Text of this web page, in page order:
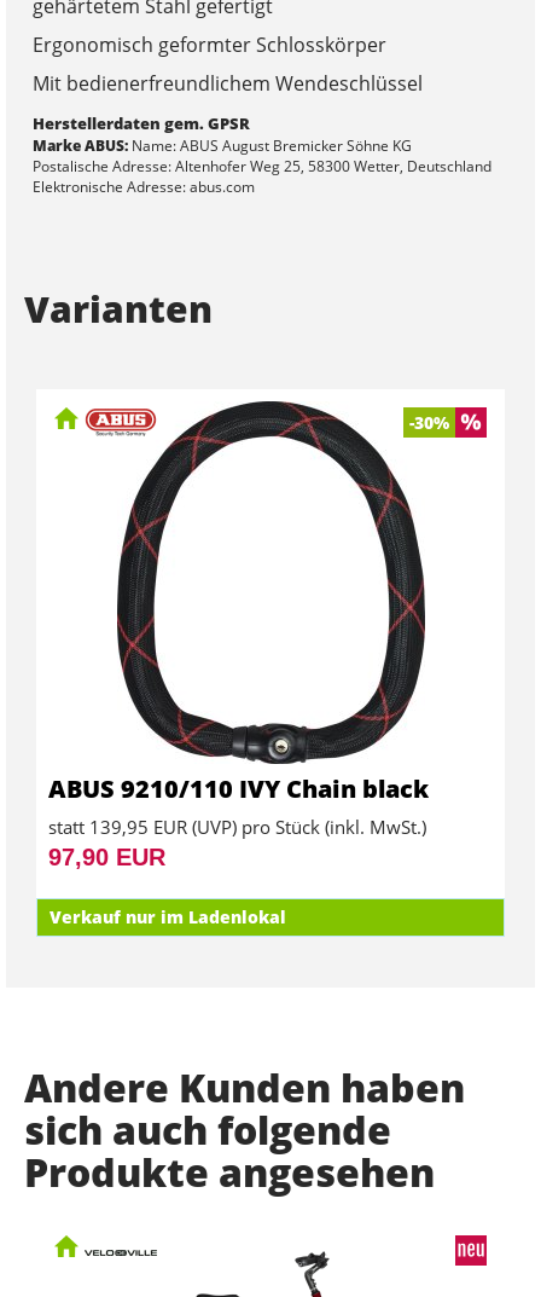
gehärtetem Stahl gefertigt
Ergonomisch geformter Schlosskörper
Mit bedienerfreundlichem Wendeschlüssel
Herstellerdaten gem. GPSR
Marke ABUS:Name: ABUS August Bremicker Söhne KG
Postalische Adresse: Altenhofer Weg 25, 58300 Wetter, Deutschland
Elektronische Adresse: abus.com
Varianten
-30%
ABUS 9210/110 IVY Chain black
statt 139,95 EUR (UVP) pro Stück (inkl. MwSt.)
97,90 EUR
Verkauf nur im Ladenlokal
Andere Kunden haben
sich auch folgende
Produkte angesehen